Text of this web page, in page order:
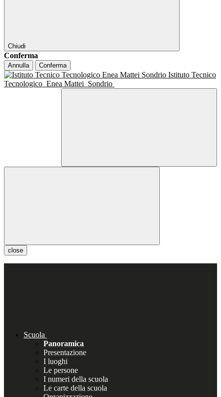
Chiudi
Conferma
Annulla Conferma
Istituto Tecnico
Tecnologico Enea Mattei Sondrio
close
Scuola
Panoramica
Presentazione
I luoghi
Le persone
I numeri della scuola
Le carte della scuola